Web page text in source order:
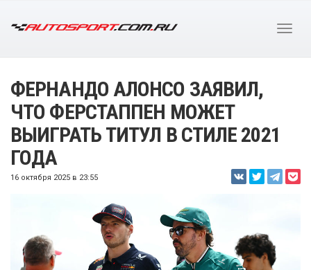
ФЕРНАНДО АЛОНСО ЗАЯВИЛ,
ЧТО ФЕРСТАППЕН МОЖЕТ
ВЫИГРАТЬ ТИТУЛ В СТИЛЕ 2021
ГОДА
16 октября 2025 в 23:55